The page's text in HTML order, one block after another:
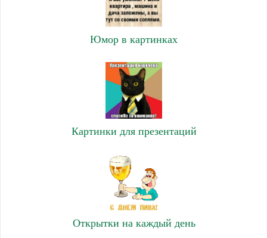
Юмор в картинках
Картинки для презентаций
Открытки на каждый день